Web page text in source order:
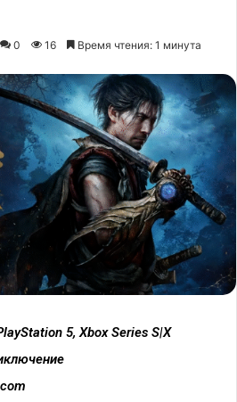
0 16 Время чтения: 1 минута
5, Xbox Series S|X